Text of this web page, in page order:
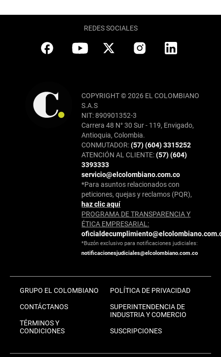
REDES SOCIALES
COPYRIGHT © 2026 EL COLOMBIANO
S.A.S
NIT: 890901352-3
Carrera 48 N° 30 Sur - 119, Envigado,
Antioquia, Colombia.
CONMUTADOR:(57) (604) 3315252
ATENCIÓN AL CLIENTE:(57) (604)
3393333
servicio@elcolombiano.com.co
*Para asuntos relacionados con
peticiones, quejas y reclamos (PQR),
haz clic aquí
PROGRAMA DE TRANSPARENCIA Y
ÉTICA EMPRESARIAL:
*Buzón exclusivo para notificaciones judiciales:
notificacionesjudiciales@elcolombiano.com.co
GRUPO EL COLOMBIANO
CONTÁCTANOS
TÉRMINOS Y
CONDICIONES
POLÍTICA DE PRIVACIDAD
SUPERINTENDENCIA DE
INDUSTRIA Y COMERCIO
SUSCRIPCIONES